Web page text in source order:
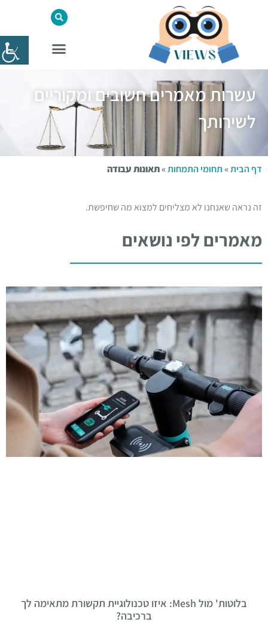
עשרות מאמרים חשובים ומקוריים
לשירותך
דף הבית»תחומי התמחות»תאונות עבודה
זה נראה שאנחנו לא מצליחים למצוא מה שחיפשת.
מאמרים לפי נושאים
בלוטות' מול Mesh: איזו טכנולוגיית תקשורת מתאימה לך
ברכיבה?